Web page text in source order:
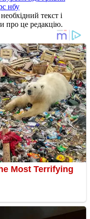
нбу
текст і
про це редакцію.